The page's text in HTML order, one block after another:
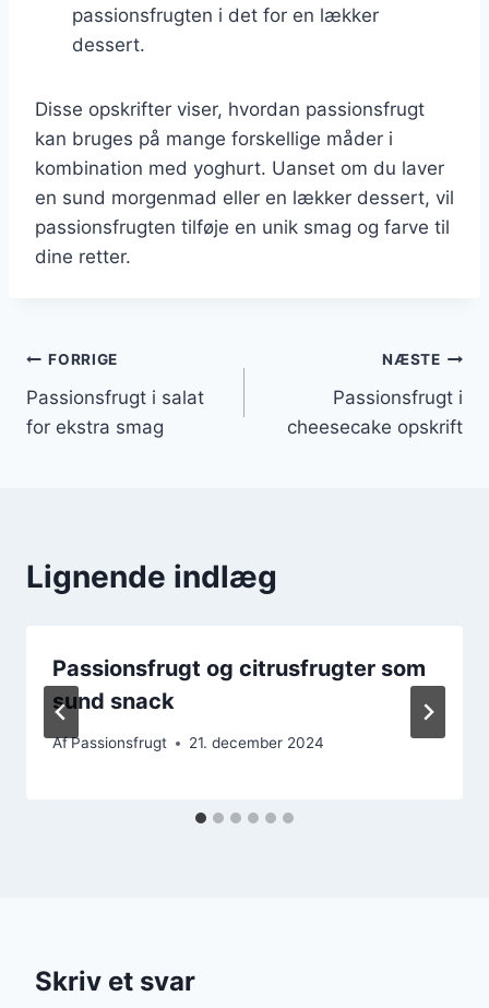
passionsfrugten i det for en lækker
dessert.
Disse opskrifter viser, hvordan passionsfrugt
kan bruges på mange forskellige måder i
kombination med yoghurt. Uanset om du laver
en sund morgenmad eller en lækker dessert, vil
passionsfrugten tilføje en unik smag og farve til
dine retter.
Indlægsnavigation
FORRIGE
Passionsfrugt i salat
for ekstra smag
NÆSTE
Passionsfrugt i
cheesecake opskrift
Lignende indlæg
Passionsfrugt og citrusfrugter som
sund snack
AfPassionsfrugt 21. december 2024
Skriv et svar